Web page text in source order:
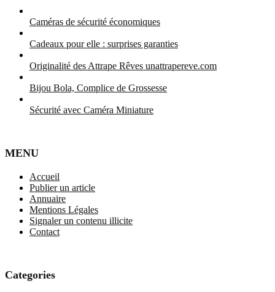
Caméras de sécurité économiques
Cadeaux pour elle : surprises garanties
Originalité des Attrape Rêves unattrapereve.com
Bijou Bola, Complice de Grossesse
Sécurité avec Caméra Miniature
MENU
Accueil
Publier un article
Annuaire
Mentions Légales
Signaler un contenu illicite
Contact
Categories